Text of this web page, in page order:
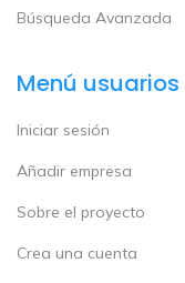
Búsqueda Avanzada
Menú usuarios
Iniciar sesión
Añadir empresa
Sobre el proyecto
Crea una cuenta